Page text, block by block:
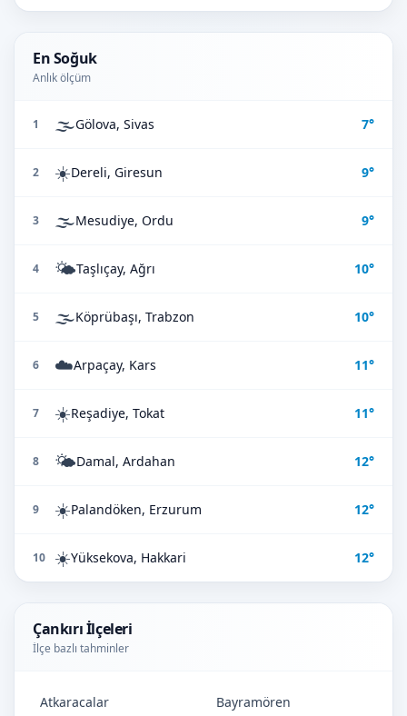
En Soğuk
Anlık ölçüm
1 🌫️Gölova, Sivas 7°
2 ☀️Dereli, Giresun 9°
3 🌫️Mesudiye, Ordu 9°
4 🌤️Taşlıçay, Ağrı 10°
5 🌫️Köprübaşı, Trabzon 10°
6 ☁️Arpaçay, Kars 11°
7 ☀️Reşadiye, Tokat 11°
8 🌤️Damal, Ardahan 12°
9 ☀️Palandöken, Erzurum 12°
10 ☀️Yüksekova, Hakkari 12°
Çankırı İlçeleri
İlçe bazlı tahminler
Atkaracalar Bayramören